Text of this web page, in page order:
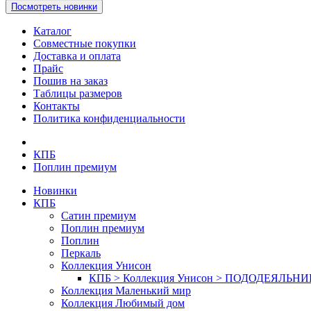
Посмотреть новинки
Каталог
Совместные покупки
Доставка и оплата
Прайс
Пошив на заказ
Таблицы размеров
Контакты
Политика конфиденциальности
КПБ
Поплин премиум
Новинки
КПБ
Сатин премиум
Поплин премиум
Поплин
Перкаль
Коллекция Унисон
КПБ > Коллекция Унисон >
Коллекция Маленький мир
Коллекция Любимый дом